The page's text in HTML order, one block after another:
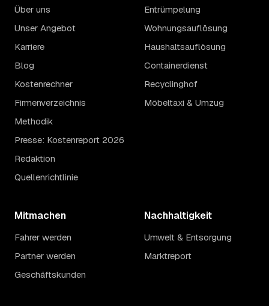
Über uns
Unser Angebot
Karriere
Blog
Kostenrechner
Firmenverzeichnis
Methodik
Presse: Kostenreport 2026
Redaktion
Quellenrichtlinie
Entrümpelung
Wohnungsauflösung
Haushaltsauflösung
Containerdienst
Recyclinghof
Möbeltaxi & Umzug
Mitmachen
Fahrer werden
Partner werden
Geschäftskunden
Nachhaltigkeit
Umwelt & Entsorgung
Marktreport